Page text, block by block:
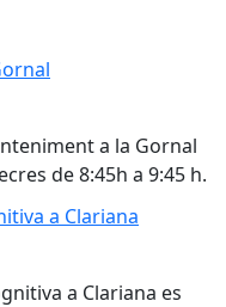
a la Gornal
de 8:45h a 9:45 h.
a Clariana
a Clariana
a Clariana es